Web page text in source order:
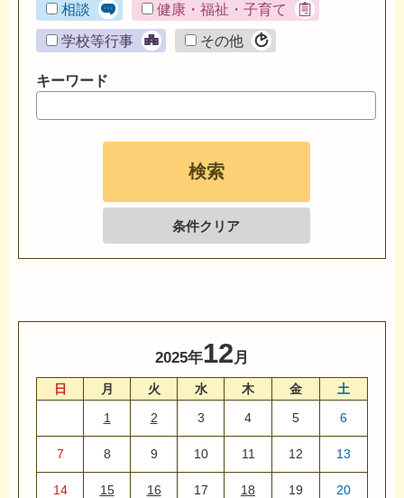
相談 健康・福祉・子育て
学校等行事 その他
キーワード
条件クリア
2025年12 月
日 月 火 水 木 金
土
1
2 3 4 5 6
7 8 9 10 11 12 13
14 15 16 17 18 19 20